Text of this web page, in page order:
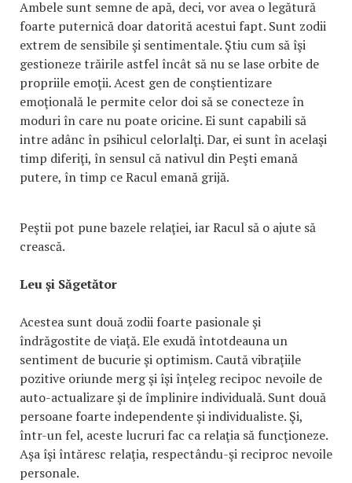
Ambele sunt semne de apă, deci, vor avea o legătură
foarte puternică doar datorită acestui fapt. Sunt zodii
extrem de sensibile şi sentimentale. Ştiu cum să îşi
gestioneze trăirile astfel încât să nu se lase orbite de
propriile emoţii. Acest gen de conştientizare
emoţională le permite celor doi să se conecteze în
moduri în care nu poate oricine. Ei sunt capabili să
intre adânc în psihicul celorlalţi. Dar, ei sunt în acelaşi
timp diferiţi, în sensul că nativul din Peşti emană
putere, în timp ce Racul emană grijă.
Peştii pot pune bazele relaţiei, iar Racul să o ajute să
crească.
Leu şi Săgetător
Acestea sunt două zodii foarte pasionale şi
îndrăgostite de viaţă. Ele exudă întotdeauna un
sentiment de bucurie şi optimism. Caută vibraţiile
pozitive oriunde merg şi îşi înţeleg recipoc nevoile de
auto-actualizare şi de împlinire individuală. Sunt două
persoane foarte independente şi individualiste. Şi,
într-un fel, aceste lucruri fac ca relaţia să funcţioneze.
Aşa îşi întăresc relaţia, respectându-şi reciproc nevoile
personale.